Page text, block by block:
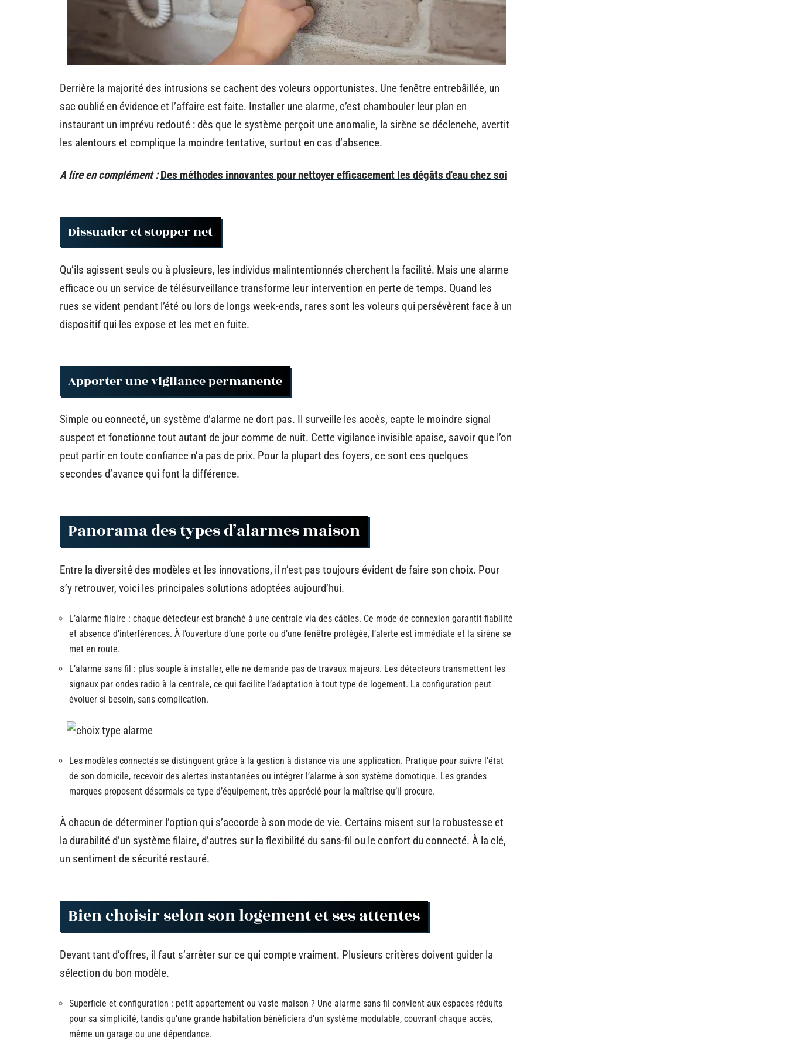
Derrière la majorité des intrusions se cachent des voleurs opportunistes. Une fenêtre entrebâillée, un
sac oublié en évidence et l’affaire est faite. Installer une alarme, c’est chambouler leur plan en
instaurant un imprévu redouté : dès que le système perçoit une anomalie, la sirène se déclenche, avertit
les alentours et complique la moindre tentative, surtout en cas d’absence.
A lire en complément : Des méthodes innovantes pour nettoyer efficacement les dégâts d'eau chez soi
Dissuader et stopper net
Qu’ils agissent seuls ou à plusieurs, les individus malintentionnés cherchent la facilité. Mais une alarme
efficace ou un service de télésurveillance transforme leur intervention en perte de temps. Quand les
rues se vident pendant l’été ou lors de longs week-ends, rares sont les voleurs qui persévèrent face à un
dispositif qui les expose et les met en fuite.
Apporter une vigilance permanente
Simple ou connecté, un système d’alarme ne dort pas. Il surveille les accès, capte le moindre signal
suspect et fonctionne tout autant de jour comme de nuit. Cette vigilance invisible apaise, savoir que l’on
peut partir en toute confiance n’a pas de prix. Pour la plupart des foyers, ce sont ces quelques
secondes d’avance qui font la différence.
Panorama des types d’alarmes maison
Entre la diversité des modèles et les innovations, il n’est pas toujours évident de faire son choix. Pour
s’y retrouver, voici les principales solutions adoptées aujourd’hui.
L’alarme filaire : chaque détecteur est branché à une centrale via des câbles. Ce mode de connexion garantit fiabilité
et absence d’interférences. À l’ouverture d’une porte ou d’une fenêtre protégée, l’alerte est immédiate et la sirène se
met en route.
L’alarme sans fil : plus souple à installer, elle ne demande pas de travaux majeurs. Les détecteurs transmettent les
signaux par ondes radio à la centrale, ce qui facilite l’adaptation à tout type de logement. La configuration peut
évoluer si besoin, sans complication.
Les modèles connectés se distinguent grâce à la gestion à distance via une application. Pratique pour suivre l’état
de son domicile, recevoir des alertes instantanées ou intégrer l’alarme à son système domotique. Les grandes
marques proposent désormais ce type d’équipement, très apprécié pour la maîtrise qu’il procure.
À chacun de déterminer l’option qui s’accorde à son mode de vie. Certains misent sur la robustesse et
la durabilité d’un système filaire, d’autres sur la flexibilité du sans-fil ou le confort du connecté. À la clé,
un sentiment de sécurité restauré.
Bien choisir selon son logement et ses attentes
Devant tant d’offres, il faut s’arrêter sur ce qui compte vraiment. Plusieurs critères doivent guider la
sélection du bon modèle.
Superficie et configuration : petit appartement ou vaste maison ? Une alarme sans fil convient aux espaces réduits
pour sa simplicité, tandis qu’une grande habitation bénéficiera d’un système modulable, couvrant chaque accès,
même un garage ou une dépendance.